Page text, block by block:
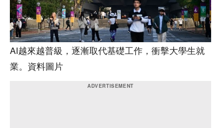
AI越來越普級，逐漸取代基礎工作，衝擊大學生就
業。資料圖片